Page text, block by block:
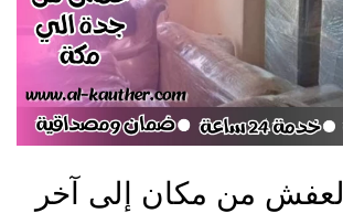
من مكان إلى آخر